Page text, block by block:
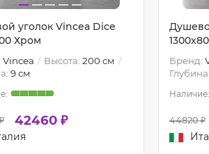
уголок Vincea Dice
Хром
Vincea Высота: 200 см
9 см
42460 ₽
Бренд:
Глубина:
44820 ₽